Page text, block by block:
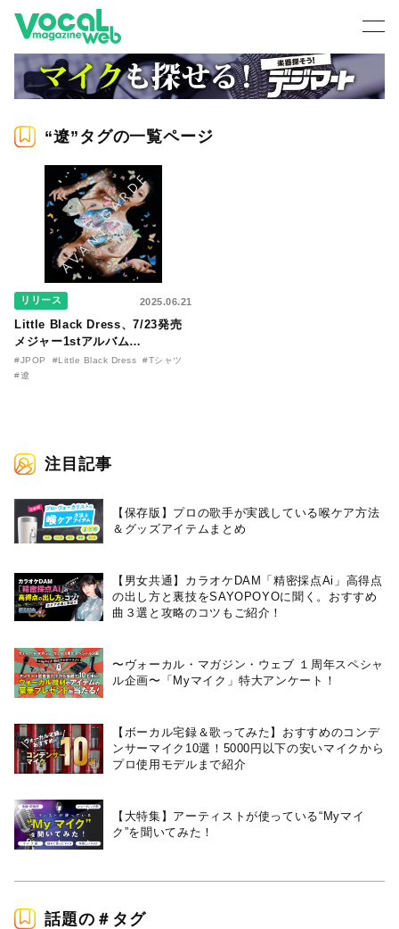
“遼”タグの一覧ページ
リリース 2025.06.21
Little Black Dress、7/23発売
メジャー1stアルバム
『AVANTGARDE』のジャケッ
ト写真を公開。収録曲「メッチ
#JPOP #Little Black Dress
#Tシャツ
#遼
注目記事
【保存版】プロの歌手が実践している喉ケア⽅法
＆グッズアイテムまとめ
【男女共通】カラオケDAM「精密採点Ai」高得点
の出し方と裏技をSAYOPOYOに聞く。おすすめ
曲３選と攻略のコツもご紹介！
〜ヴォーカル・マガジン・ウェブ １周年スペシャ
ル企画〜「Myマイク」特大アンケート！
【ボーカル宅録＆歌ってみた】おすすめのコンデ
ンサーマイク10選！5000円以下の安いマイクから
プロ使用モデルまで紹介
【大特集】アーティストが使っている“Myマイ
ク”を聞いてみた！
話題の＃タグ